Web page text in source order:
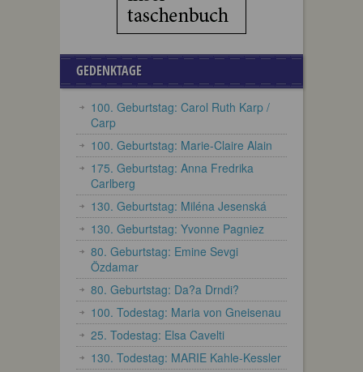
GEDENKTAGE
100. Geburtstag: Carol Ruth Karp /
Carp
100. Geburtstag: Marie-Claire Alain
175. Geburtstag: Anna Fredrika
Carlberg
130. Geburtstag: Miléna Jesenská
130. Geburtstag: Yvonne Pagniez
80. Geburtstag: Emine Sevgi
Özdamar
80. Geburtstag: Da?a Drndi?
100. Todestag: Maria von Gneisenau
25. Todestag: Elsa Cavelti
130. Todestag: MARIE Kahle-Kessler